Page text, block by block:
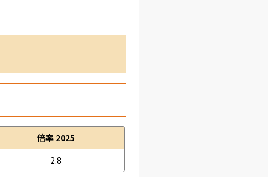
倍率 2025
2.8